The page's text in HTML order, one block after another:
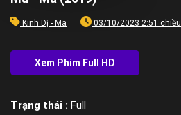
Kinh Dị - Ma 03/10/2023 2:51 chiều
Trạng thái : Full